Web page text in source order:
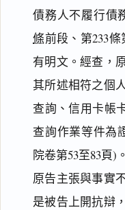
債務人不履行債
條前段、第233
有明文。經查，
其所述相符之個
查詢、信用卡帳
查詢作業等件為
院卷第53至83頁)
原告主張與事實
是被告上開抗辯